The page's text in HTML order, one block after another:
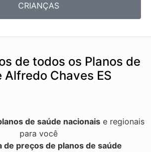
CRIANÇAS
de todos os Planos de
Alfredo Chaves ES
de saúde nacionaise regionais
para você
de preços de planos de saúde